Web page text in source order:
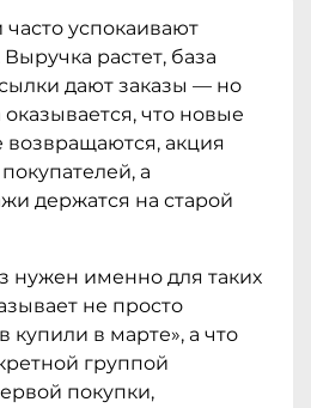
успокаивают
растет, база
дают заказы — но
что новые
возвращаются, акция
а
держатся на старой
нужен именно для таких
не просто
купили в марте», а что
группой
покупки,